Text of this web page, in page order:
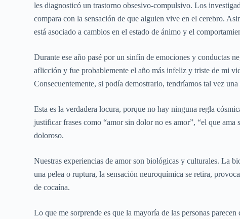
les diagnosticó un trastorno obsesivo-compulsivo. Los
compara con la sensación de que alguien vive en el cerebro.
está asociado a cambios en el estado de ánimo y el
Durante ese año pasé por un sinfín de emociones y conductas
aflicción y fue probablemente el año más infeliz y triste de mi
Consecuentemente, si podía demostrarlo, tendríamos tal vez
Esta es la verdadera locura, porque no hay ninguna regla
justificar frases como “amor sin dolor no es amor”, “el que
doloroso.
Nuestras experiencias de amor son biológicas y culturales. La
una pelea o ruptura, la sensación neuroquímica se retira,
de cocaína.
Lo que me sorprende es que la mayoría de las personas